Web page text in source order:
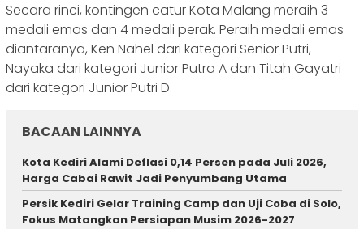
Secara rinci, kontingen catur Kota Malang meraih 3
medali emas dan 4 medali perak. Peraih medali emas
diantaranya, Ken Nahel dari kategori Senior Putri,
Nayaka dari kategori Junior Putra A dan Titah Gayatri
dari kategori Junior Putri D.
BACAAN LAINNYA
Kota Kediri Alami Deflasi 0,14 Persen pada Juli 2026,
Harga Cabai Rawit Jadi Penyumbang Utama
Persik Kediri Gelar Training Camp dan Uji Coba di Solo,
Fokus Matangkan Persiapan Musim 2026-2027